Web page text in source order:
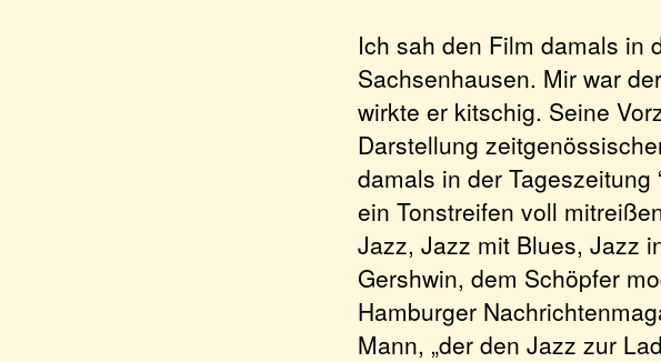
Ich sah den Film damals in
Sachsenhausen. Mir war
wirkte er kitschig. Seine
Darstellung
damals in der
ein Tonstreifen voll
Jazz, Jazz mit Blues, Jazz
Gershwin, dem Schöpfer
Hamburger
Mann, „der den Jazz zur